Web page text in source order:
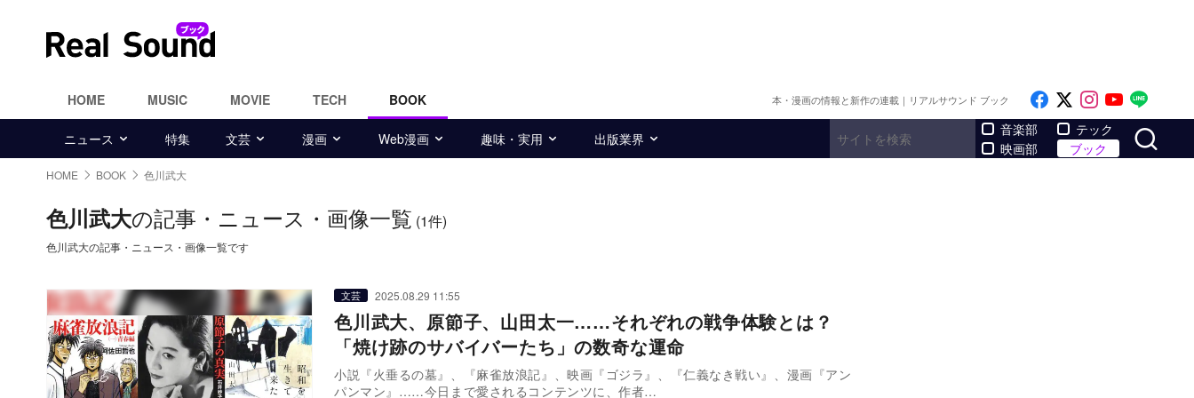
HOME MUSIC MOVIE TECH BOOK 本・漫画の情報と新作の連載｜リアルサウンド ブック Like on Facebook
Follow on x
Follow on
Follow
ニュース 特集 文芸 漫画 Web漫画 趣味・実用 出版業界
音楽部
映画部
テック
ブック
HOME BOOK 色川武大
色川武大の記事・ニュース・画像一覧 (1件)
色川武大の記事・ニュース・画像一覧です
文芸 2025.08.29 11:55
色川武大、原節子、山田太一……それぞれの戦争体験とは？
「焼け跡のサバイバーたち」の数奇な運命
小説『火垂るの墓』、『麻雀放浪記』、映画『ゴジラ』、『仁義なき戦い』、漫画『アン
パンマン』……今日まで愛されるコンテンツに、作者…